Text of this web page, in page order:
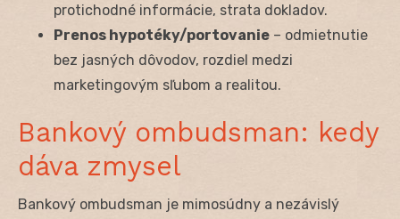
protichodné informácie, strata dokladov.
Prenos hypotéky/portovanie – odmietnutie
bez jasných dôvodov, rozdiel medzi
marketingovým sľubom a realitou.
Bankový ombudsman: kedy
dáva zmysel
Bankový ombudsman je mimosúdny a nezávislý